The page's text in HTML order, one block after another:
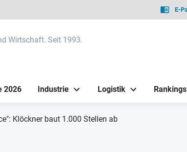
E-
Wirtschaft. Seit 1993.
2026 Industrie Logistik Rankings
Klöckner baut 1.000 Stellen ab